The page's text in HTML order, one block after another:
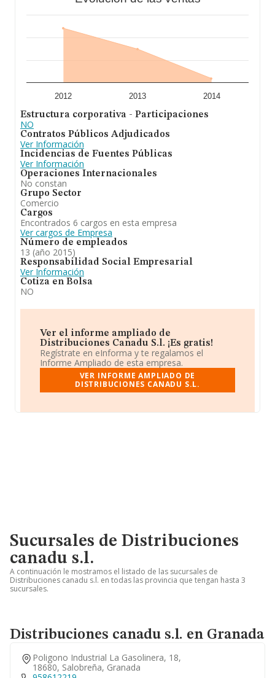
2012 2013 2014
Estructura corporativa - Participaciones
NO
Contratos Públicos Adjudicados
Ver Información
Incidencias de Fuentes Públicas
Ver Información
Operaciones Internacionales
No constan
Grupo Sector
Comercio
Cargos
Encontrados 6 cargos en esta empresa
Ver cargos de Empresa
Número de empleados
13 (año 2015)
Responsabilidad Social Empresarial
Ver Información
Cotiza en Bolsa
NO
Ver el informe ampliado de
Distribuciones Canadu S.l. ¡Es gratis!
Regístrate en eInforma y te regalamos el
Informe Ampliado de esta empresa.
VER INFORME AMPLIADO DE
DISTRIBUCIONES CANADU S.L.
Sucursales de Distribuciones
canadu s.l.
A continuación le mostramos el listado de las sucursales de
Distribuciones canadu s.l. en todas las provincia que tengan hasta 3
sucursales.
Distribuciones canadu s.l. en Granada
Poligono Industrial La Gasolinera, 18,
18680, Salobreña, Granada